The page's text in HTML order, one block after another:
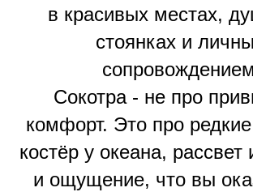
в красивых местах,
стоянках и
Сокотра - не про
комфорт. Это про
костёр у океана, рассвет
и ощущение, что вы